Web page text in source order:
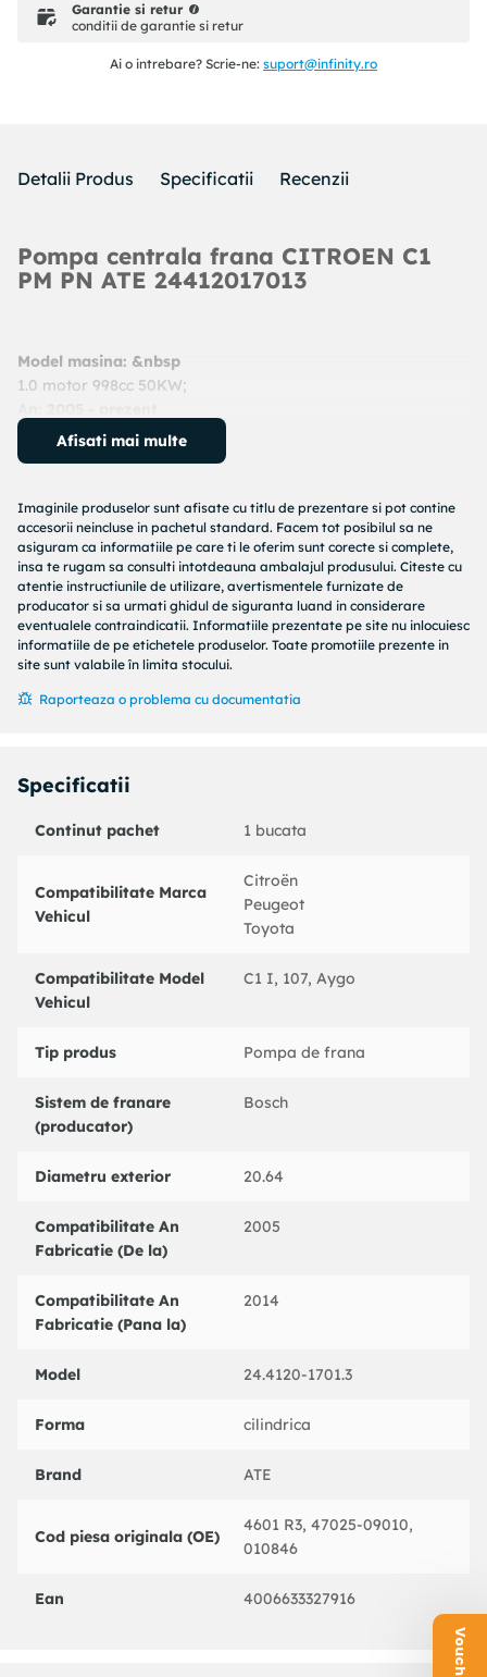
Garantie si retur
conditii de garantie si retur
Ai o intrebare? Scrie-ne: suport@infinity.ro
Detalii Produs Specificatii Recenzii
Pompa centrala frana CITROEN C1
PM PN ATE 24412017013
Model masina: &nbsp
1.0 motor 998cc 50KW;
Cod produs:24412017013
Producator:
Specificatii produs:
Diametru [mm] : 20,64
Nr. de cuplaje : 2
Dimensiune filet : M10x1
Lungime 1 [mm] : 32
Lungime 2 [mm] : 83
Sistem franare : Bosch
Cod MAPP disponibil :
An fabricatie pana la : 04/2014
CITROEN : 4601R3
PEUGEOT : 4601R3
BOSCH : 0204123667
TRW : PMF569
Afisati mai multe
Imaginile produselor sunt afisate cu titlu de prezentare si pot contine
accesorii neincluse in pachetul standard. Facem tot posibilul sa ne
asiguram ca informatiile pe care ti le oferim sunt corecte si complete,
insa te rugam sa consulti intotdeauna ambalajul produsului. Citeste cu
atentie instructiunile de utilizare, avertismentele furnizate de
producator si sa urmati ghidul de siguranta luand in considerare
eventualele contraindicatii. Informatiile prezentate pe site nu inlocuiesc
informatiile de pe etichetele produselor. Toate promotiile prezente in
site sunt valabile în limita stocului.
Raporteaza o problema cu documentatia
Specificatii
Continut pachet 1 bucata
Compatibilitate Marca
Vehicul
Citroën
Peugeot
Toyota
Compatibilitate Model
Vehicul
C1 I, 107, Aygo
Tip produs Pompa de frana
Sistem de franare
(producator)
Bosch
Diametru exterior 20.64
Compatibilitate An
Fabricatie (De la)
2005
Compatibilitate An
Fabricatie (Pana la)
2014
Model 24.4120-1701.3
Forma cilindrica
Brand ATE
Cod piesa originala (OE)
4601 R3, 47025-09010,
010846
Ean 4006633327916